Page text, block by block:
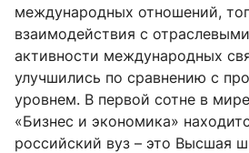
международных отношений,
взаимодействия с
активности международных
улучшились по сравнению с
уровнем. В первой сотне в
«Бизнес и экономика»
российский вуз – это Высшая